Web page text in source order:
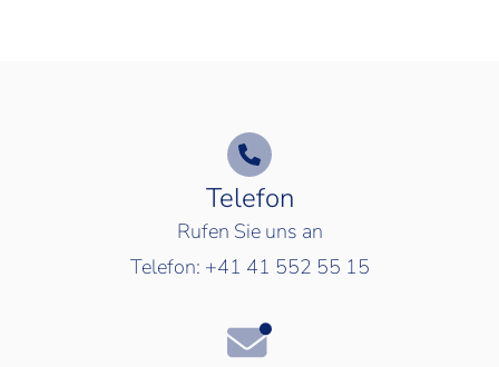
Telefon
Rufen Sie uns an
Telefon: +41 41 552 55 15